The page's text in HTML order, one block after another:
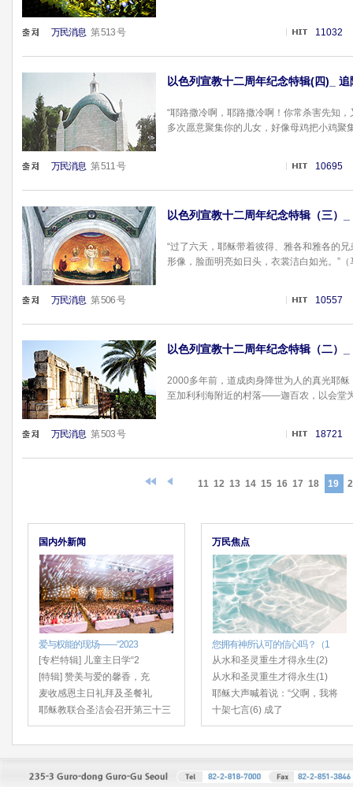
万民消息第 513 号 11032
以色列宣教十二周年纪念特辑(四)_
“耶路撒冷啊，耶路撒冷啊！你常杀害先知
多次愿意聚集你的儿女，好像母鸡把小鸡聚
万民消息第 511 号 10695
以色列宣教十二周年纪念特辑（三）
“过了六天，耶稣带着彼得、雅各和雅各的
形像，脸面明亮如日头，衣裳洁白如光。”
万民消息第 506 号 10557
以色列宣教十二周年纪念特辑（二）
2000多年前，道成肉身降世为人的真光耶
至加利利海附近的村落——迦百农，以会堂
万民消息第 503 号 18721
11 12 13 14 15 16 17 18 19
国内外新闻
爱与权能的现场——“2023
[专栏特辑] 儿童主日学“2
[特辑] 赞美与爱的馨香，充
麦收感恩主日礼拜及圣餐礼
耶稣教联合圣洁会召开第三十三
万民焦点
您拥有神所认可的信心吗？（1
从水和圣灵重生才得永生(2)
从水和圣灵重生才得永生(1)
耶稣大声喊着说：“父啊，我将
十架七言(6) 成了